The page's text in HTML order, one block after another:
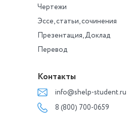
Чертежи
Эссе, статьи, сочинения
Презентация, Доклад
Перевод
Контакты
info@shelp-student.ru
8 (800) 700-0659